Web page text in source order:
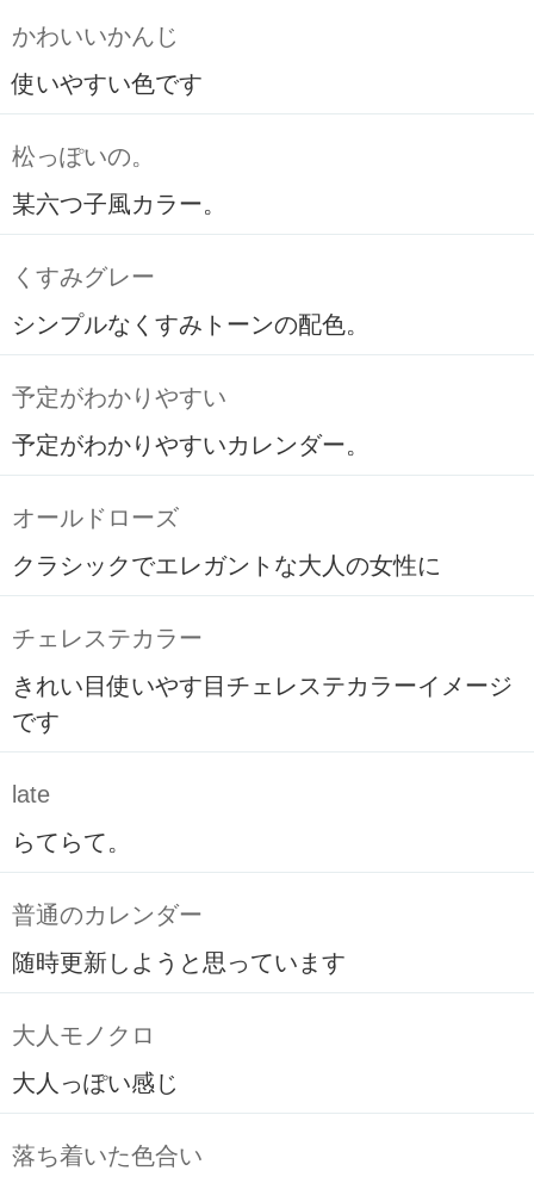
かわいいかんじ
使いやすい色です
松っぽいの。
某六つ子風カラー。
くすみグレー
シンプルなくすみトーンの配色。
予定がわかりやすい
予定がわかりやすいカレンダー。
オールドローズ
クラシックでエレガントな大人の女性に
チェレステカラー
きれい目使いやす目チェレステカラーイメージ
です
late
らてらて。
普通のカレンダー
随時更新しようと思っています
大人モノクロ
大人っぽい感じ
落ち着いた色合い